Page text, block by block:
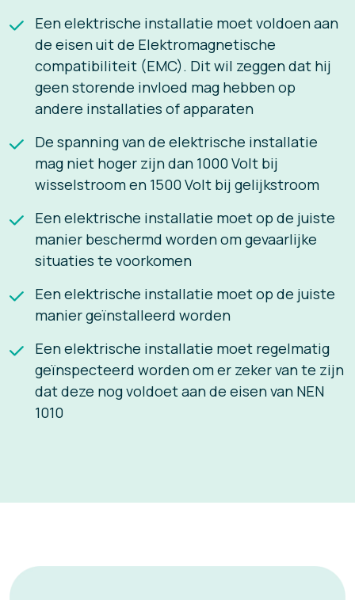
Een elektrische installatie moet voldoen aan
de eisen uit de Elektromagnetische
compatibiliteit (EMC). Dit wil zeggen dat hij
geen storende invloed mag hebben op
andere installaties of apparaten
De spanning van de elektrische installatie
mag niet hoger zijn dan 1000 Volt bij
wisselstroom en 1500 Volt bij gelijkstroom
Een elektrische installatie moet op de juiste
manier beschermd worden om gevaarlijke
situaties te voorkomen
Een elektrische installatie moet op de juiste
manier geïnstalleerd worden
Een elektrische installatie moet regelmatig
geïnspecteerd worden om er zeker van te zijn
dat deze nog voldoet aan de eisen van NEN
1010